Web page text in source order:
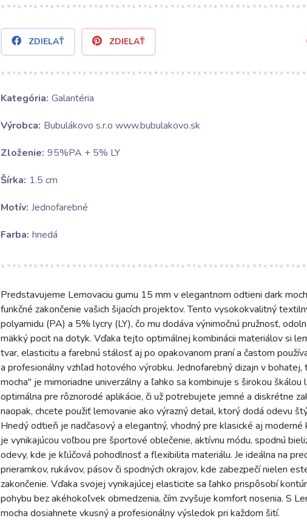
ZDIELAŤ ZDIELAŤ
Kategória: Galantéria
Výrobca: Bubulákovo s.r.o www.bubulakovo.sk
Zloženie: 95%PA + 5% LY
Šírka: 1.5 cm
Motív: Jednofarebné
Farba: hnedá
Predstavujeme Lemovaciu gumu 15 mm v elegantnom odtieni dark
funkčné zakončenie vašich šijacích projektov. Tento vysokokvalitný
polyamidu (PA) a 5% lycry (LY), čo mu dodáva výnimočnú pružnosť,
mäkký pocit na dotyk. Vďaka tejto optimálnej kombinácii materiálov si
tvar, elasticitu a farebnú stálosť aj po opakovanom praní a častom
a profesionálny vzhľad hotového výrobku. Jednofarebný dizajn v
mocha" je mimoriadne univerzálny a ľahko sa kombinuje s širokou škálou
optimálna pre rôznorodé aplikácie, či už potrebujete jemné a diskrétne
naopak, chcete použiť lemovanie ako výrazný detail, ktorý dodá odevu
Hnedý odtieň je nadčasový a elegantný, vhodný pre klasické aj moderné
je vynikajúcou voľbou pre športové oblečenie, aktívnu módu, spodnú
odevy, kde je kľúčová pohodlnosť a flexibilita materiálu. Je ideálna na
prieramkov, rukávov, pásov či spodných okrajov, kde zabezpečí nielen
zakončenie. Vďaka svojej vynikajúcej elasticite sa ľahko prispôsobí
pohybu bez akéhokoľvek obmedzenia, čím zvyšuje komfort nosenia. S
mocha dosiahnete vkusný a profesionálny výsledok pri každom šití.